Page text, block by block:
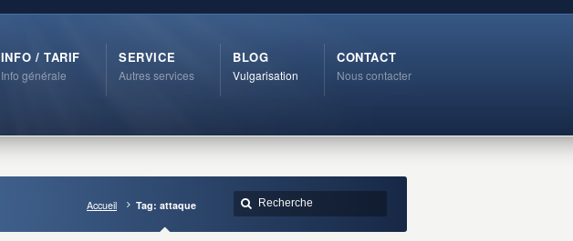
INFO / TARIF
Info générale
SERVICE
Autres services
BLOG
Vulgarisation
CONTACT
Nous contacter
Accueil Tag: attaque